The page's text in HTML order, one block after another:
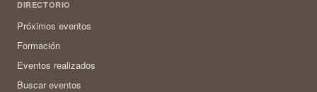
DIRECTORIO
Próximos eventos
Formación
Eventos realizados
Buscar eventos